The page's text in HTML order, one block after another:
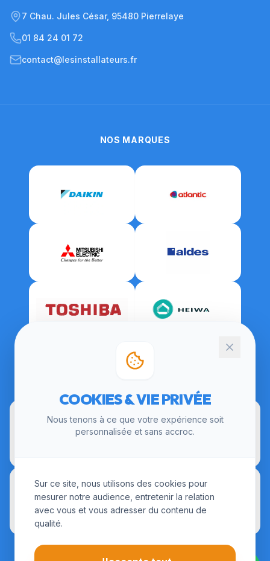
7 Chau. Jules César, 95480 Pierrelaye
01 84 24 01 72
contact@lesinstallateurs.fr
NOS MARQUES
COOKIES & VIE PRIVÉE
Nous tenons à ce que votre expérience soit
personnalisée et sans accroc.
Sur ce site, nous utilisons des cookies pour
mesurer notre audience, entretenir la relation
avec vous et vous adresser du contenu de
qualité.